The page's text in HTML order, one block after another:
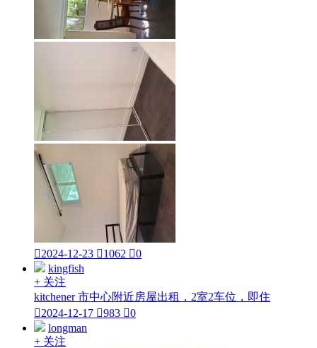
2024-12-23 1062 0
kingfish
+ 关注
kitchener 市中心附近房屋出租，2室2车位，即住
2024-12-17 983 0
longman
+ 关注